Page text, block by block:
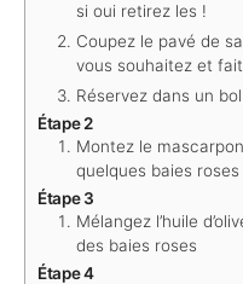
si oui retirez les !
Coupez le pavé de
vous souhaitez et
Réservez dans un
Étape 2
Montez le
quelques baies
Étape 3
Mélangez l’huile
des baies roses
Étape 4